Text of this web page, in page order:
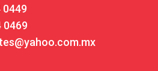
0449
0469